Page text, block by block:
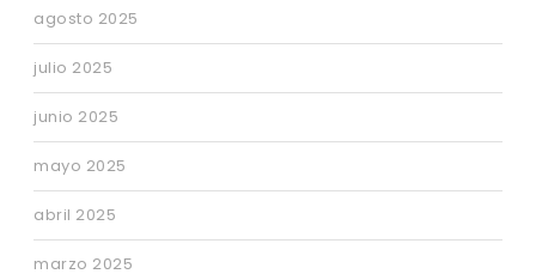
agosto 2025
julio 2025
junio 2025
mayo 2025
abril 2025
marzo 2025